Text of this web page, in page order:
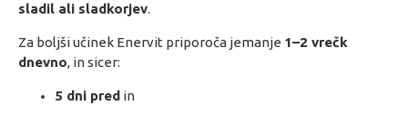
sladil ali sladkorjev.
Za boljši učinek Enervit priporoča jemanje 1–2 vrečk
dnevno, in sicer:
5 dni pred in